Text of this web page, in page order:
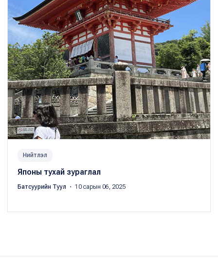
Нийтлэл
Японы тухай зураглал
Батсуурийн Туул ・ 10 сарын 06, 2025